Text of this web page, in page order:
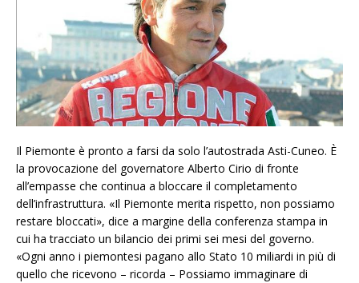
Il Piemonte è pronto a farsi da solo l’autostrada Asti-Cuneo. È
la provocazione del governatore Alberto Cirio di fronte
all’empasse che continua a bloccare il completamento
dell’infrastruttura. «Il Piemonte merita rispetto, non possiamo
restare bloccati», dice a margine della conferenza stampa in
cui ha tracciato un bilancio dei primi sei mesi del governo.
«Ogni anno i piemontesi pagano allo Stato 10 miliardi in più di
quello che ricevono – ricorda – Possiamo immaginare di